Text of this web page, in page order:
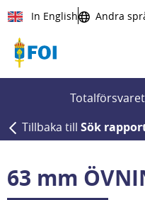
Till innehållet
In English Andra
Tillbaka till Sök
63 mm